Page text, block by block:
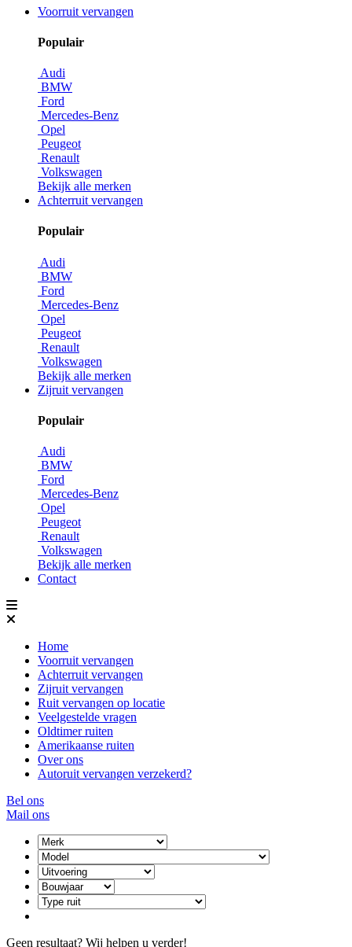
Voorruit vervangen
Populair
Audi
BMW
Ford
Mercedes-Benz
Opel
Peugeot
Renault
Volkswagen
Bekijk alle merken
Achterruit vervangen
Populair
Audi
BMW
Ford
Mercedes-Benz
Opel
Peugeot
Renault
Volkswagen
Bekijk alle merken
Zijruit vervangen
Populair
Audi
BMW
Ford
Mercedes-Benz
Opel
Peugeot
Renault
Volkswagen
Bekijk alle merken
Contact
Home
Voorruit vervangen
Achterruit vervangen
Zijruit vervangen
Ruit vervangen op locatie
Veelgestelde vragen
Oldtimer ruiten
Amerikaanse ruiten
Over ons
Autoruit vervangen verzekerd?
Bel ons
Mail ons
Geen resultaat? Wij helpen u verder!